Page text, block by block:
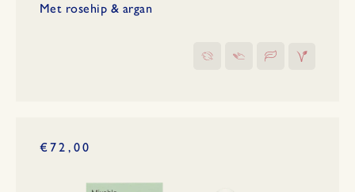
Met rosehip & argan
€72,00